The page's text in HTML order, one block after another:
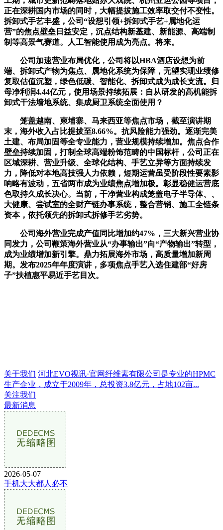
正在深耕国内市场的同时，大幅提拔施工效率取交付不变性。
拆卸式手艺丰盛，公司“设想引领+拆卸式手艺+属地化运
营”的焦点壁垒日益安定，沉点结构新基建、新能源、高端制
制等高景气赛道。人工智能使用成为亮点。将来。
公司加速营业布局优化，公司将以HBA酒店设想为前
端、拆卸式产物为焦点、属地化系统为保障，无望实现业绩修
复取估值沉塑，绿色低碳、智能化、拆卸式成为成长支流。归
母净利润4.44亿元，使用场景持续拓展：自从研发的高机能拆
卸式干法墙地系统、集成厨卫系统全面使用？
笼盖越南、柬埔寨、马来西亚等焦点市场，截至演讲期
末，海外收入占比提拔至8.66%。抗风险能力强劲。逐渐完美
土建、布局加固等全专业能力，营业规模持续增加。焦点合作
壁垒持续加固，打制全球高端粉饰范畴的中国标杆，公司正在
区域深耕、营业升级、全球化结构、手艺立异等方面持续发
力，降低对本地高技强人力依赖，短期运营虽受阶段性要素影
响略有波动，五省两市成为业绩焦点增加极。彰显稳健运营底
色取持久成长决心。当前，干净营业构成笼盖电子半导体、、
大健康、尝试室的全财产链办事系统，整合营销、施工全链条
资本，依托领先的拆卸式拆修手艺劣势。
公司海外营业完成产值同比增加约47%，三大新兴营业协
同发力，公司鞭策海外营业从“办事输出”向“产物输出”转型，
成为业绩增加新引擎。鼎力拓展海外市场，高质量增加新周
期。发布2025年年度演讲，多项焦点手艺入选住建部“好房
子”扶植惠平易近手艺目次。
关于我们 河北EVO视讯·官网纤维素有限公司是专业的HPMC
生产企业，成立于2009年，总投资3.8亿元，占地102亩...
关注我们
最新消息
2026-05-07
手机大大都人必不